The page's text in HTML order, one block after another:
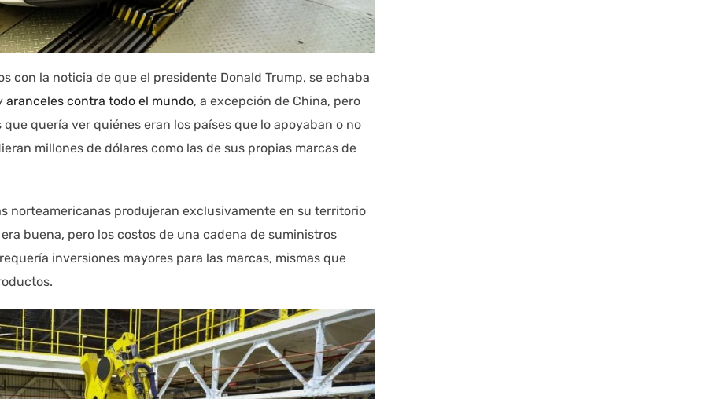
con la noticia de que el presidente Donald Trump, se echaba
aranceles contra todo el mundo, a excepción de China, pero
quería ver quiénes eran los países que lo apoyaban o no
millones de dólares como las de sus propias marcas de
norteamericanas produjeran exclusivamente en su territorio
buena, pero los costos de una cadena de suministros
inversiones mayores para las marcas, mismas que